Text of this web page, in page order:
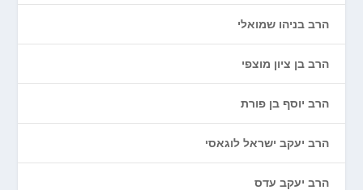
הרב בניהו שמואלי
הרב בן ציון מוצפי
הרב יוסף בן פורת
הרב יעקב ישראל לוגאסי
הרב יעקב עדס